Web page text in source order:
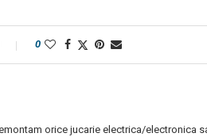
0
orice jucarie electrica/electronica